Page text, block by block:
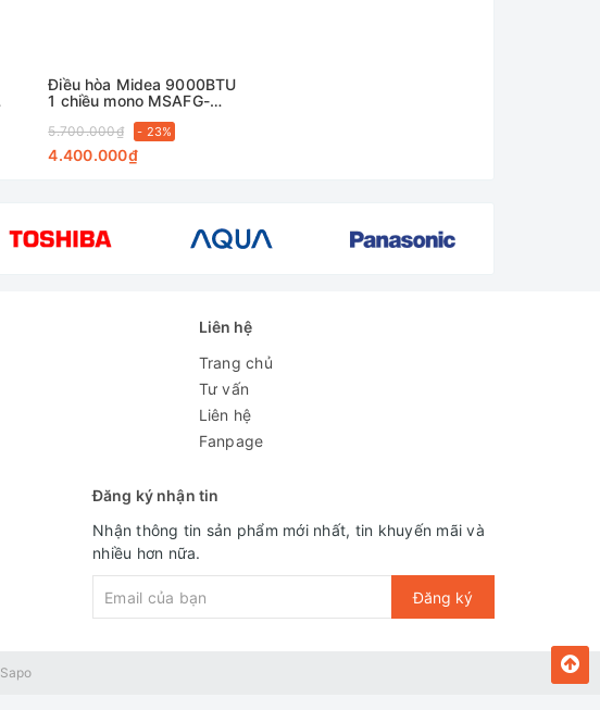
Điều hòa Midea 9000BTU
1 chiều mono MSAFG-
5.700.000₫ - 23%
4.400.000₫
Liên hệ
Trang chủ
Tư vấn
Liên hệ
Fanpage
Đăng ký nhận tin
Nhận thông tin sản phẩm mới nhất, tin khuyến mãi và
nhiều hơn nữa.
Đăng ký
Sapo